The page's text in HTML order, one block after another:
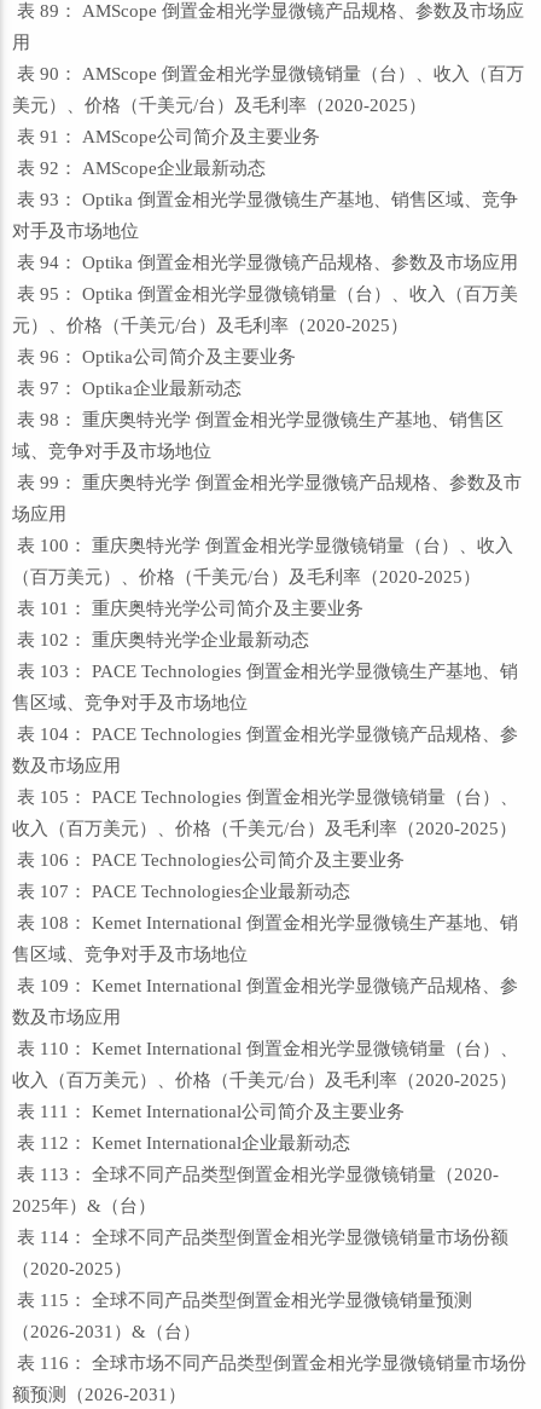
表 89： AMScope 倒置金相光学显微镜产品规格、参数及市场应
用
表 90： AMScope 倒置金相光学显微镜销量（台）、收入（百万
美元）、价格（千美元/台）及毛利率（2020-2025）
表 91： AMScope公司简介及主要业务
表 92： AMScope企业最新动态
表 93： Optika 倒置金相光学显微镜生产基地、销售区域、竞争
对手及市场地位
表 94： Optika 倒置金相光学显微镜产品规格、参数及市场应用
表 95： Optika 倒置金相光学显微镜销量（台）、收入（百万美
元）、价格（千美元/台）及毛利率（2020-2025）
表 96： Optika公司简介及主要业务
表 97： Optika企业最新动态
表 98： 重庆奥特光学 倒置金相光学显微镜生产基地、销售区
域、竞争对手及市场地位
表 99： 重庆奥特光学 倒置金相光学显微镜产品规格、参数及市
场应用
表 100： 重庆奥特光学 倒置金相光学显微镜销量（台）、收入
（百万美元）、价格（千美元/台）及毛利率（2020-2025）
表 101： 重庆奥特光学公司简介及主要业务
表 102： 重庆奥特光学企业最新动态
表 103： PACE Technologies 倒置金相光学显微镜生产基地、销
售区域、竞争对手及市场地位
表 104： PACE Technologies 倒置金相光学显微镜产品规格、参
数及市场应用
表 105： PACE Technologies 倒置金相光学显微镜销量（台）、
收入（百万美元）、价格（千美元/台）及毛利率（2020-2025）
表 106： PACE Technologies公司简介及主要业务
表 107： PACE Technologies企业最新动态
表 108： Kemet International 倒置金相光学显微镜生产基地、销
售区域、竞争对手及市场地位
表 109： Kemet International 倒置金相光学显微镜产品规格、参
数及市场应用
表 110： Kemet International 倒置金相光学显微镜销量（台）、
收入（百万美元）、价格（千美元/台）及毛利率（2020-2025）
表 111： Kemet International公司简介及主要业务
表 112： Kemet International企业最新动态
表 113： 全球不同产品类型倒置金相光学显微镜销量（2020-
2025年）&（台）
表 114： 全球不同产品类型倒置金相光学显微镜销量市场份额
（2020-2025）
表 115： 全球不同产品类型倒置金相光学显微镜销量预测
（2026-2031）&（台）
表 116： 全球市场不同产品类型倒置金相光学显微镜销量市场份
额预测（2026-2031）